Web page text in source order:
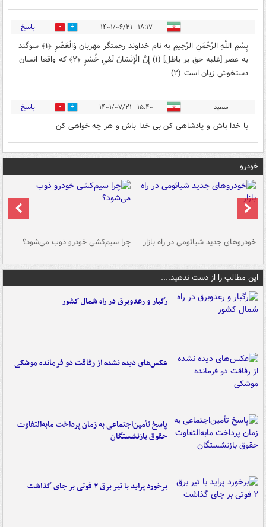
۱۸:۱۷ - ۱۴۰۱/۰۶/۲۱ 1 پاسخ
بِسْمِ اللَّهِ الرَّحْمَنِ الرَّحِيمِ به نام خداوند رحمتگر مهربان وَالْعَصْرِ ﴿۱﴾ سوگند
به عصر [غلبه حق بر باطل] (۱) إِنَّ الْإِنْسَانَ لَفِي خُسْرٍ ﴿۲﴾ كه واقعا انسان
دستخوش زيان است (۲)
سعید ۱۵:۴۰ - ۱۴۰۱/۰۷/۲۱ 0 پاسخ
با خدا باش و پادشاهی کن بی خدا باش و هر چه خواهی کن
خودرو
خودروهای جدید شیائومی در راه بازار چرا سیم‌کشی خودرو ذوب می‌شود؟
این مطالب را از دست ندهید....
رگبار و رعدوبرق در راه شمال کشور
عکس‌های دیده نشده از رفاقت دو فرمانده‌ موشکی
پاسخ تأمین‌اجتماعی به زمان پرداخت مابه‌التفاوت
حقوق بازنشستگان
برخورد پراید با تیر برق ۲ فوتی بر جای گذاشت